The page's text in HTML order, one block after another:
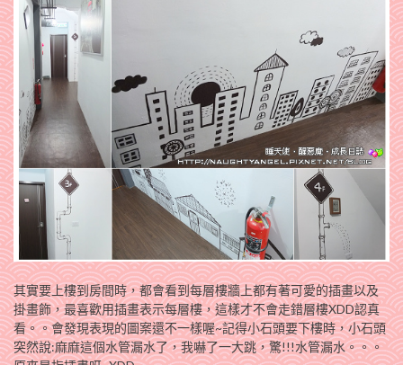
其實要上樓到房間時，都會看到每層樓牆上都有著可愛的插畫以及
掛畫飾，最喜歡用插畫表示每層樓，這樣才不會走錯層樓XDD認真
看。。會發現表現的圖案還不一樣喔~記得小石頭要下樓時，小石頭
突然說:麻麻這個水管漏水了，我嚇了一大跳，驚!!!水管漏水。。。